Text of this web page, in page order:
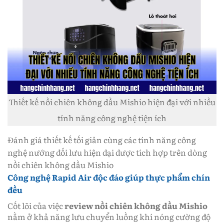
Thiết kế nồi chiên không dầu Mishio hiện đại với nhiều
tính năng công nghệ tiện ích
Đánh giá thiết kế tối giản cùng các tính năng công
nghệ nướng đối lưu hiện đại được tích hợp trên dòng
nồi chiên không dầu Mishio
Công nghệ Rapid Air độc đáo giúp thực phẩm chín
đều
Cốt lõi của việcreview nồi chiên không dầu Mishio
nằm ở khả năng lưu chuyển luồng khí nóng cường độ